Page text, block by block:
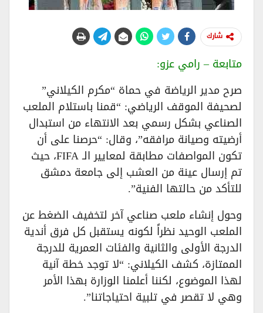
شارك
متابعة – رامي عزو:
صرح مدير الرياضة في حماة “مكرم الكيلاني”
لصحيفة الموقف الرياضي: “قمنا باستلام الملعب
الصناعي بشكل رسمي بعد الانتهاء من استبدال
أرضيته وصيانة مرافقه”، وقال: “حرصنا على أن
تكون المواصفات مطابقة لمعايير الـ FIFA، حيث
تم إرسال عينة من العشب إلى جامعة دمشق
للتأكد من حالتها الفنية”.
وحول إنشاء ملعب صناعي آخر لتخفيف الضغط عن
الملعب الوحيد نظراً لكونه يستقبل كل فرق أندية
الدرجة الأولى والثانية والفئات العمرية للدرجة
الممتازة، كشف الكيلاني: “لا توجد خطة آنية
لهذا الموضوع، لكننا أعلمنا الوزارة بهذا الأمر
وهي لا تقصر في تلبية احتياجاتنا”.